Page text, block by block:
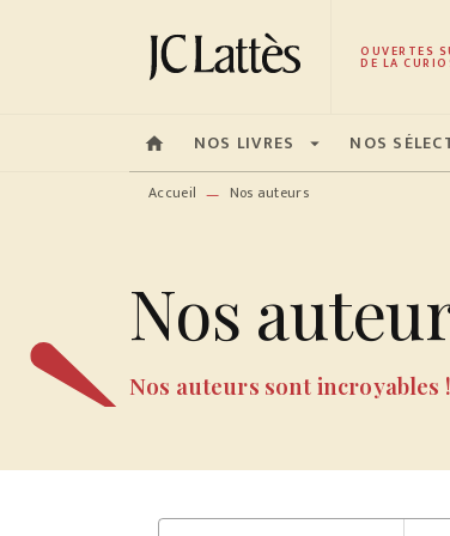
MENU RECHERCHE OUVERTES
DE LA
home NOS LIVRES arrow_drop_down NOS
Accueil — Nos auteurs
Nos
Nos auteurs sont